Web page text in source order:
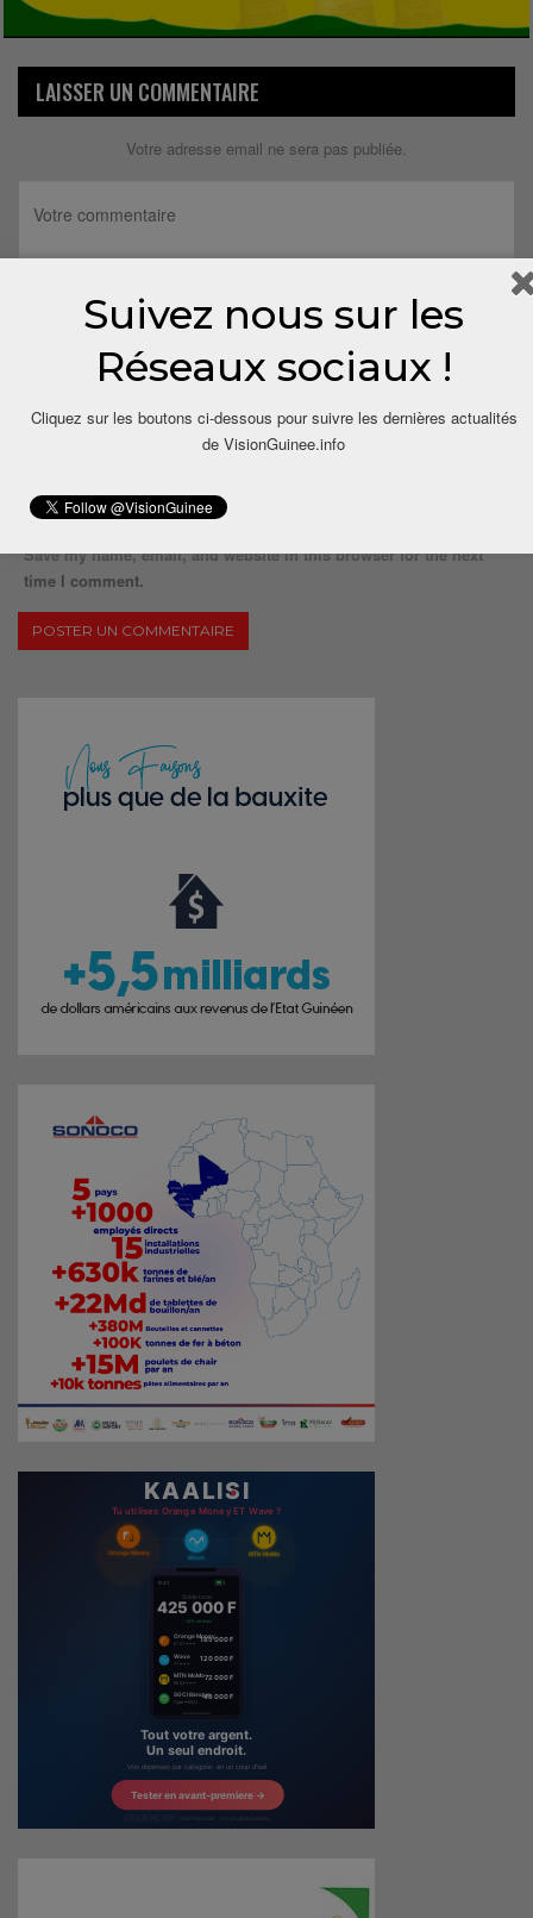
LAISSER UN COMMENTAIRE
Votre adresse email ne sera pas publiée.
Save my name, email, and website in this browser for the next
time I comment.
Suivez nous sur les
Réseaux sociaux !
Cliquez sur les boutons ci-dessous pour suivre les dernières actualités
de VisionGuinee.info